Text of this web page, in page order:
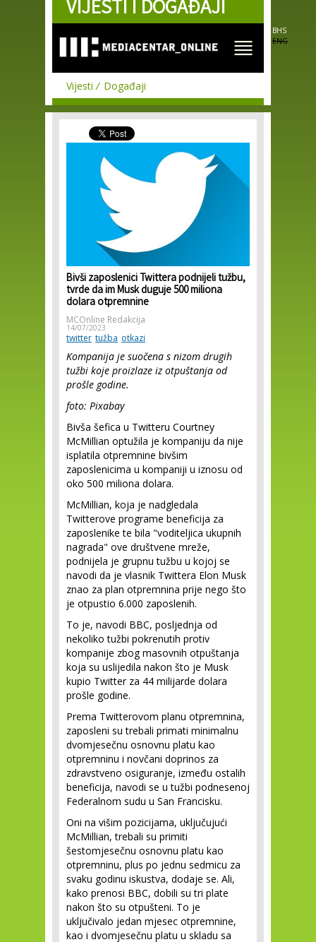
Skip to
main
VIJESTI I DOGAĐAJI
BHS
ENG
Vijesti Događaji
Bivši zaposlenici Twittera podnijeli tužbu,
tvrde da im Musk duguje 500 miliona
dolara otpremnine
MCOnline Redakcija
14/07/2023
twitter tužba otkazi
Kompanija je suočena s nizom drugih
tužbi koje proizlaze iz otpuštanja od
prošle godine.
foto: Pixabay
Bivša šefica u Twitteru Courtney
McMillian optužila je kompaniju da nije
isplatila otpremnine bivšim
zaposlenicima u kompaniji u iznosu od
oko 500 miliona dolara.
McMillian, koja je nadgledala
Twitterove programe beneficija za
zaposlenike te bila "voditeljica ukupnih
nagrada" ove društvene mreže,
podnijela je grupnu tužbu u kojoj se
navodi da je vlasnik Twittera Elon Musk
znao za plan otpremnina prije nego što
je otpustio 6.000 zaposlenih.
To je, navodi BBC, posljednja od
nekoliko tužbi pokrenutih protiv
kompanije zbog masovnih otpuštanja
koja su uslijedila nakon što je Musk
kupio Twitter za 44 milijarde dolara
prošle godine.
Prema Twitterovom planu otpremnina,
zaposleni su trebali primati minimalnu
dvomjesečnu osnovnu platu kao
otpremninu i novčani doprinos za
zdravstveno osiguranje, između ostalih
beneficija, navodi se u tužbi podnesenoj
Federalnom sudu u San Francisku.
Oni na višim pozicijama, uključujući
McMillian, trebali su primiti
šestomjesečnu osnovnu platu kao
otpremninu, plus po jednu sedmicu za
svaku godinu iskustva, dodaje se. Ali,
kako prenosi BBC, dobili su tri plate
nakon što su otpušteni. To je
uključivalo jedan mjesec otpremnine,
kao i dvomjesečnu platu u skladu sa